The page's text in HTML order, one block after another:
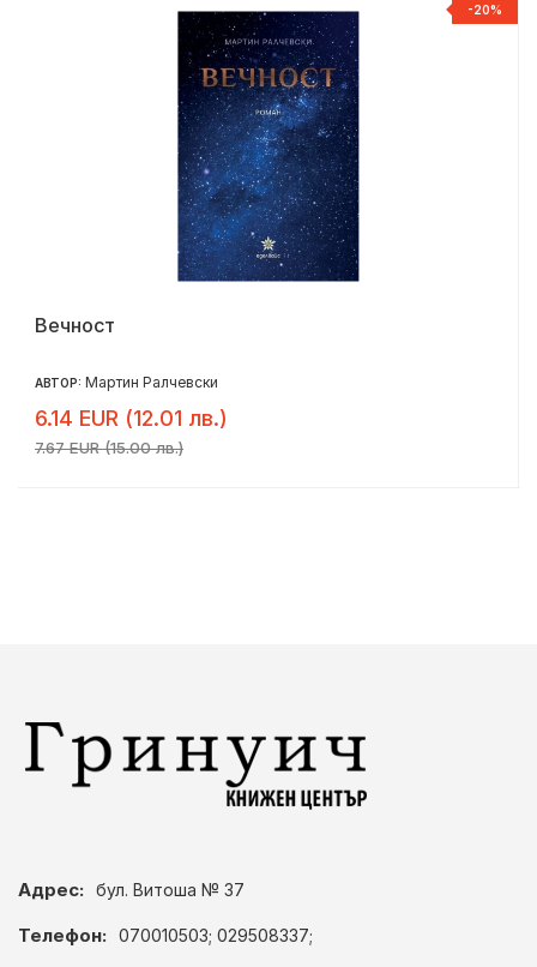
-20%
Вечност
АВТОР: Мартин Ралчевски
6.14 EUR (12.01 лв.)
7.67 EUR (15.00 лв.)
Адрес: бул. Витоша № 37
Телефон: 070010503; 029508337;